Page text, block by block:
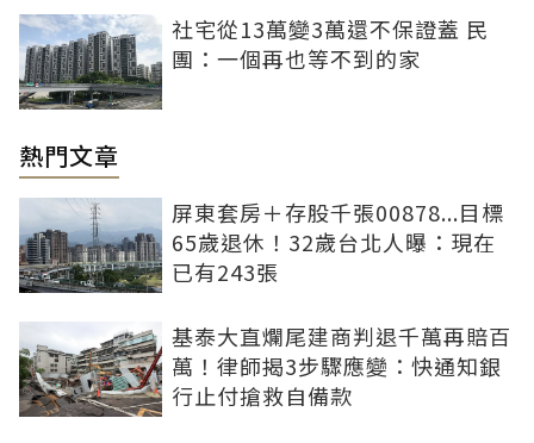
社宅從13萬變3萬還不保證蓋 民
團：一個再也等不到的家
熱門文章
屏東套房＋存股千張00878...目標
65歲退休！32歲台北人曝：現在
已有243張
基泰大直爛尾建商判退千萬再賠百
萬！律師揭3步驟應變：快通知銀
行止付搶救自備款